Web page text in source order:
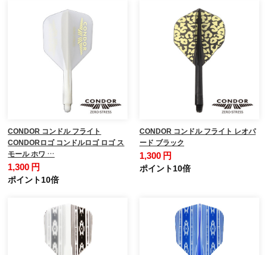
CONDOR コンドル フライト
CONDORロゴ コンドルロゴ ロゴ ス
モール ホワ …
1,300 円
ポイント10倍
CONDOR コンドル フライト レオパ
ード ブラック
1,300 円
ポイント10倍